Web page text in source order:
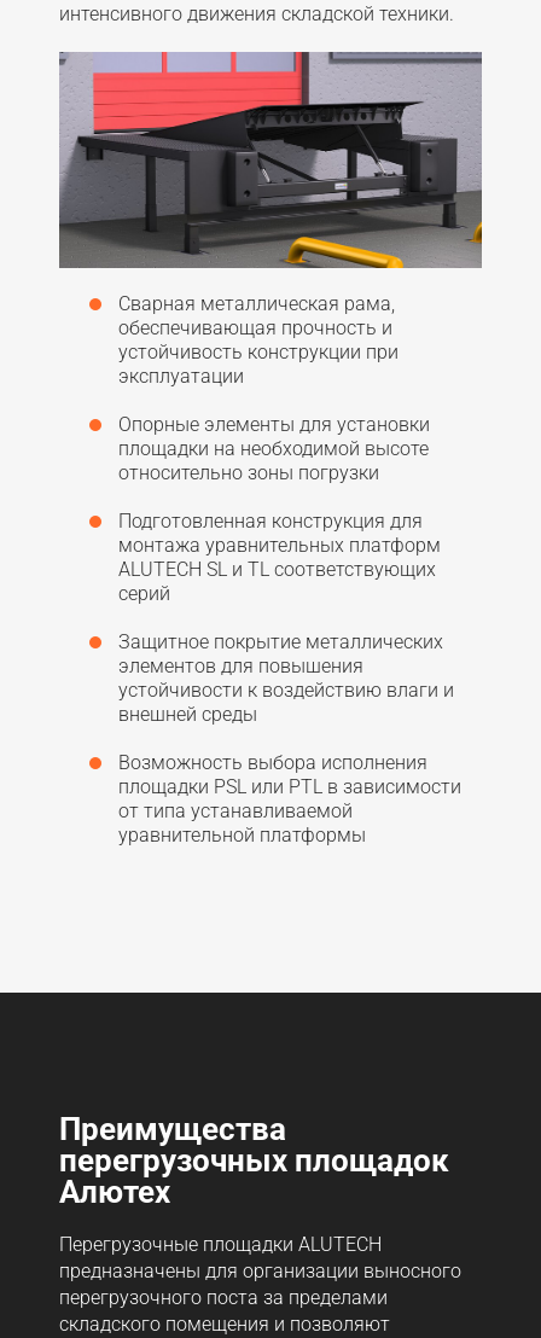
интенсивного движения складской техники.
Сварная металлическая рама,
обеспечивающая прочность и
устойчивость конструкции при
эксплуатации
Опорные элементы для установки
площадки на необходимой высоте
относительно зоны погрузки
Подготовленная конструкция для
монтажа уравнительных платформ
ALUTECH SL и TL соответствующих
серий
Защитное покрытие металлических
элементов для повышения
устойчивости к воздействию влаги и
внешней среды
Возможность выбора исполнения
площадки PSL или PTL в зависимости
от типа устанавливаемой
уравнительной платформы
Преимущества
перегрузочных площадок
Алютех
Перегрузочные площадки ALUTECH
предназначены для организации выносного
перегрузочного поста за пределами
складского помещения и позволяют